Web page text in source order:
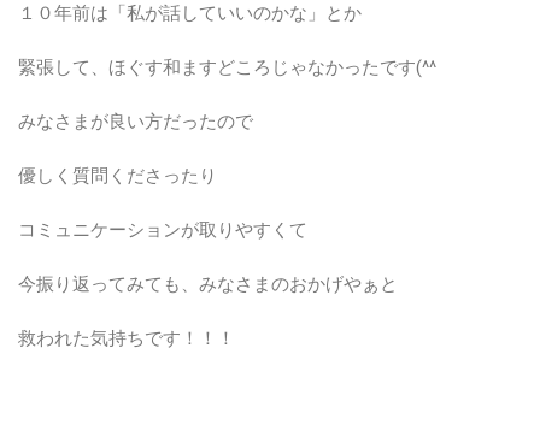
１０年前は「私が話していいのかな」とか
緊張して、ほぐす和ますどころじゃなかったです(^^ゞ
みなさまが良い方だったので
優しく質問くださったり
コミュニケーションが取りやすくて
今振り返ってみても、みなさまのおかげやぁと
救われた気持ちです！！！